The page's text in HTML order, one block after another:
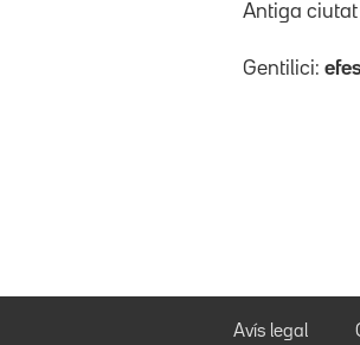
Antiga ciutat
Gentilici:
Avís legal